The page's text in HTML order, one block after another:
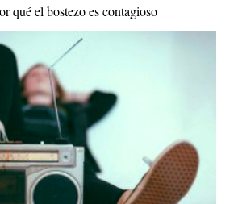
qué el bostezo es contagioso